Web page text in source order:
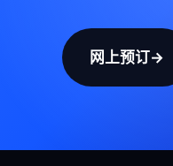
网上预订→